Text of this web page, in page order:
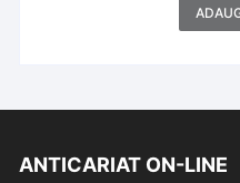
ANTICARIAT ON-LINE